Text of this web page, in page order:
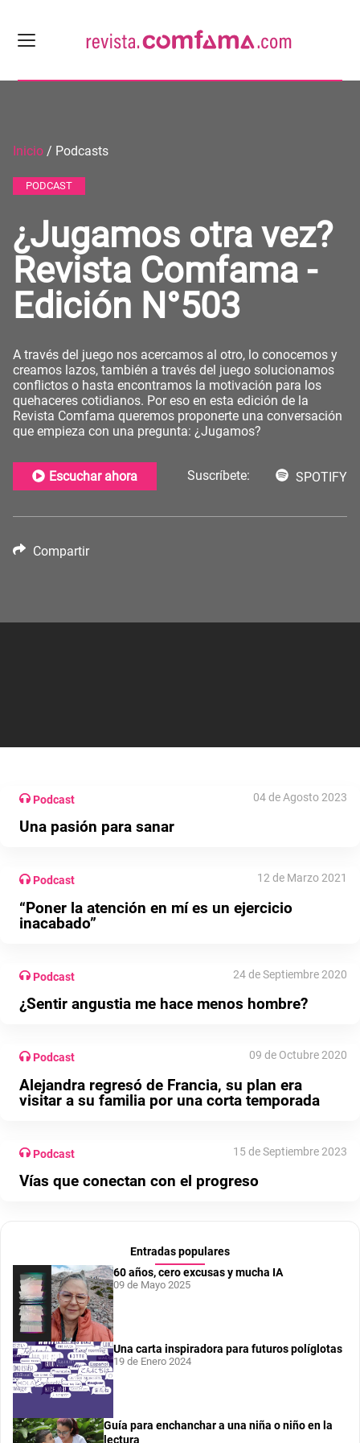
Inicio / Podcasts
PODCAST
¿Jugamos otra vez?
Revista Comfama -
Edición N°503
A través del juego nos acercamos al otro, lo conocemos y
creamos lazos, también a través del juego solucionamos
conflictos o hasta encontramos la motivación para los
quehaceres cotidianos. Por eso en esta edición de la
Revista Comfama queremos proponerte una conversación
que empieza con una pregunta: ¿Jugamos?
Escuchar ahora Suscríbete: SPOTIFY
Compartir
Podcast 04 de Agosto 2023
Una pasión para sanar
Podcast 12 de Marzo 2021
“Poner la atención en mí es un ejercicio
inacabado”
Podcast 24 de Septiembre 2020
¿Sentir angustia me hace menos hombre?
Podcast 09 de Octubre 2020
Alejandra regresó de Francia, su plan era
visitar a su familia por una corta temporada
Podcast 15 de Septiembre 2023
Vías que conectan con el progreso
Entradas populares
60 años, cero excusas y mucha IA
09 de Mayo 2025
Una carta inspiradora para futuros políglotas
19 de Enero 2024
Guía para enchanchar a una niña o niño en la
lectura